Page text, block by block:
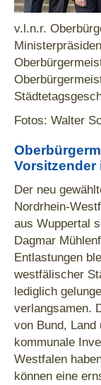
v.l.n.r.
Fotos: Walter
Vorsitzender
Der neu
Nordrhein-
aus Wuppertal
Dagmar
Entlastungen
westfälischer
lediglich
verlangsamen.
von Bund, Land
kommunale
Westfalen
können eine